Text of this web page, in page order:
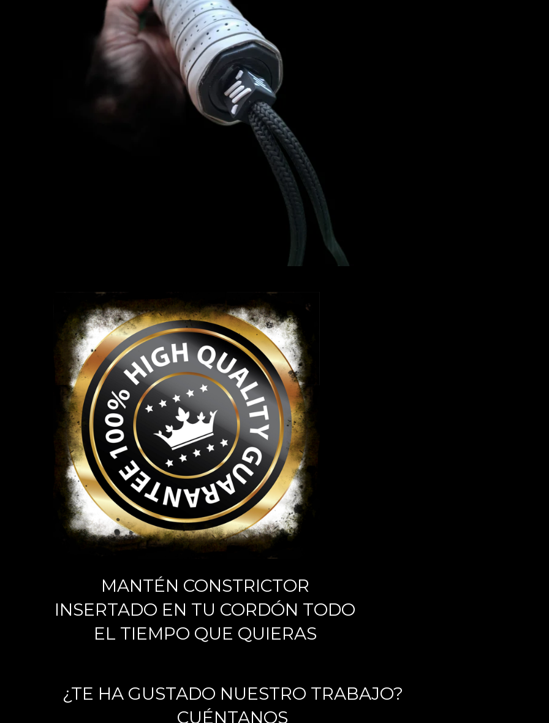
MANTÉN CONSTRICTOR
INSERTADO EN TU CORDÓN TODO
EL TIEMPO QUE QUIERAS
¿TE HA GUSTADO NUESTRO TRABAJO?
CUÉNTANOS